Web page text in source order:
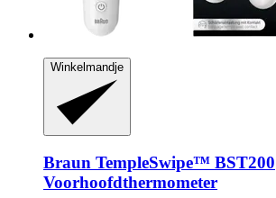
Winkelmandje
Braun TempleSwipe™ BST200
Voorhoofdthermometer